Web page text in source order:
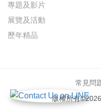
專題及影片
展覽及活動
歷年精品
常見問
版權所有